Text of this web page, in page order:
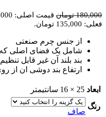
180,000 تومان قیمت اصلی: 180,000 تومان بود.
فعلی: 135,000 تومان.
از جنس چرم صنعتی
شامل یک فضای اصلی که
بند بلند آن غیر قابل
ارتفاع بند دوشی ان از روی دوش
ابعاد 25 × 16 سانتیمتر
رنگ
صاف